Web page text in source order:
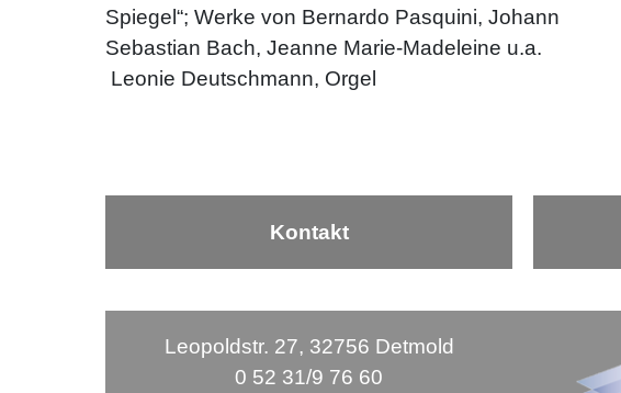
Spiegel“; Werke von Bernardo Pasquini, Johann
Sebastian Bach, Jeanne Marie-Madeleine u.a.
Leonie Deutschmann, Orgel
Kontakt
Leopoldstr. 27, 32756 Detmold
0 52 31/9 76 60